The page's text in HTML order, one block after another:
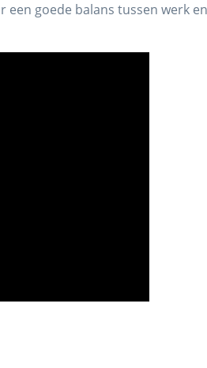
goede balans tussen werk